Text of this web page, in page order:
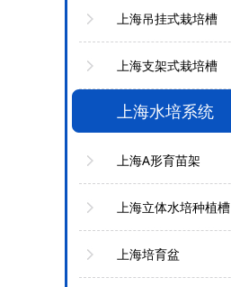
上海吊挂式栽培槽
上海支架式栽培槽
上海水培系统
上海A形育苗架
上海立体水培种植槽
上海培育盆